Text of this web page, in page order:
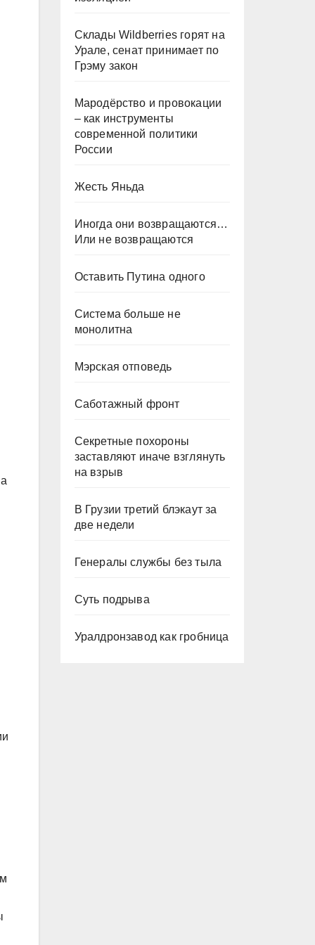
Склады Wildberries горят на
Урале, сенат принимает по
Грэму закон
Мародёрство и провокации
– как инструменты
современной политики
России
Жесть Яньда
Иногда они возвращаются…
Или не возвращаются
Оставить Путина одного
Система больше не
монолитна
Мэрская отповедь
Саботажный фронт
Секретные похороны
заставляют иначе взглянуть
на взрыв
В Грузии третий блэкаут за
две недели
Генералы службы без тыла
Суть подрыва
Уралдронзавод как гробница